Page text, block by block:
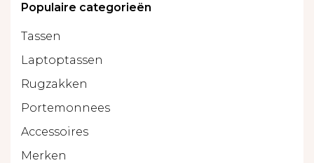
Populaire categorieën
Tassen
Laptoptassen
Rugzakken
Portemonnees
Accessoires
Merken